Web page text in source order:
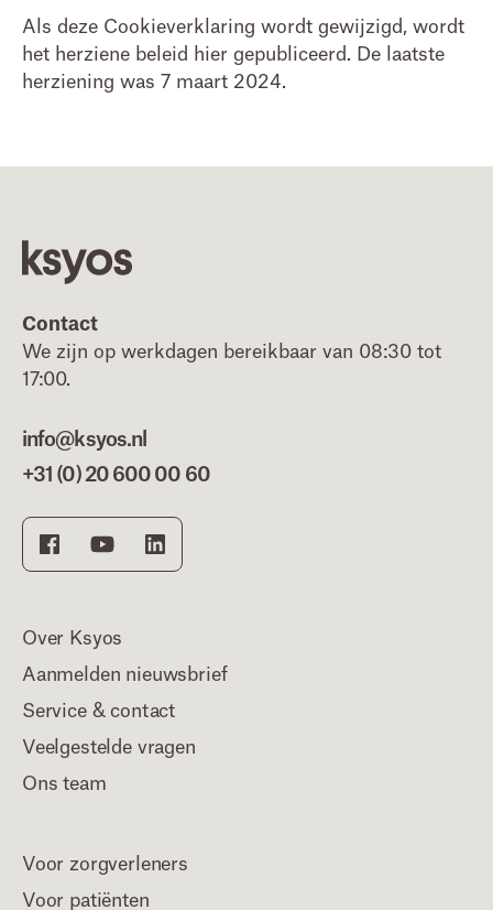
Als deze Cookieverklaring wordt gewijzigd, wordt
het herziene beleid hier gepubliceerd. De laatste
herziening was 7 maart 2024.
Contact
We zijn op werkdagen bereikbaar van 08:30 tot
17:00.
info@ksyos.nl
+31 (0) 20 600 00 60
Over Ksyos
Aanmelden nieuwsbrief
Service & contact
Veelgestelde vragen
Ons team
Voor zorgverleners
Voor patiënten